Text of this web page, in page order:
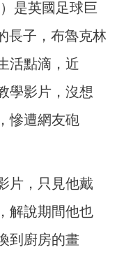
是英國足球巨
長子，布魯克林
活點滴，近
學影片，沒想
慘遭網友砲
片，只見他戴
解說期間他也
到廚房的畫